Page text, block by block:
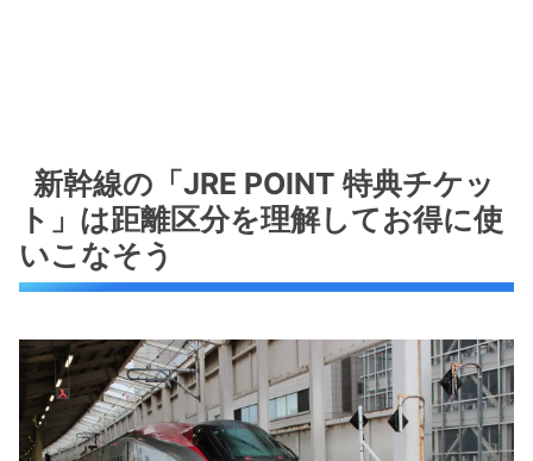
新幹線の「JRE POINT 特典チケッ
ト」は距離区分を理解してお得に使
いこなそう